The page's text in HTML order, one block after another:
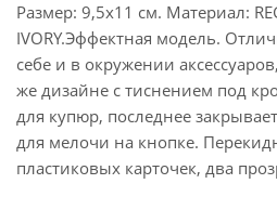
Размер: 9,5x11 см. Материал:
IVORY.Эффектная модель.
себе и в окружении
же дизайне с тиснением под
для купюр, последнее
для мелочи на кнопке.
пластиковых карточек, два